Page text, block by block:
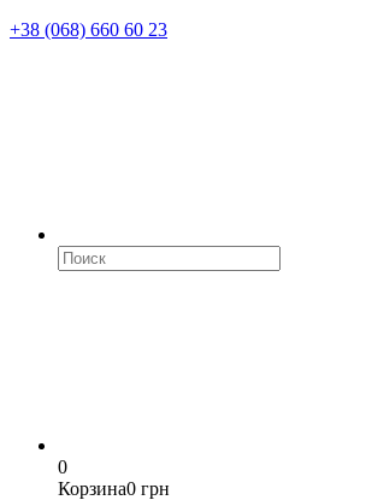
+38 (068) 660 60 23
0
Корзина0 грн